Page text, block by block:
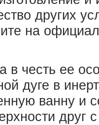
других
на
в честь ее
дуге в
ванну и
друг